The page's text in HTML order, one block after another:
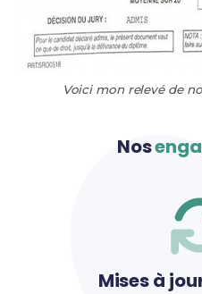
Voici mon relevé de
Nos
Mises à